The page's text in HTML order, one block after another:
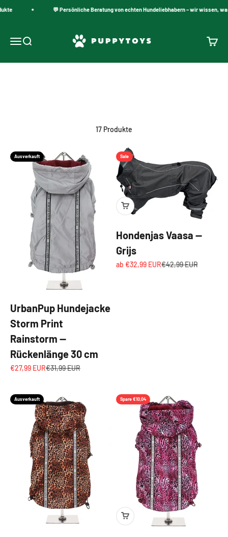
💬 Persönliche Beratung von echten Hundeliebhabern – wir wissen,
Navigationsmenü öffnen
Suche öffnen
PuppyToys.nl
17 Produkte
Ausverkauft
UrbanPup Hundejacke
Storm Print
Rainstorm —
Rückenlänge 30 cm
Angebot
€27,99 EURRegulärer Preis
€31,99 EUR
Sale
Hondenjas Vaasa —
Grijs
Angebot
ab €32,99 EURRegulärer Preis
€42,99 EUR
Ausverkauft Spare €10,04